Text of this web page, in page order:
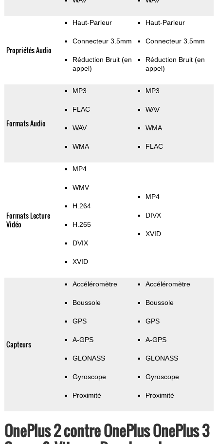
Propriétés Audio
Haut-Parleur
Connecteur 3.5mm
Réduction Bruit (en
appel)
Haut-Parleur
Connecteur 3.5mm
Réduction Bruit (en
appel)
Formats Audio
MP3
FLAC
WAV
WMA
MP3
WAV
WMA
FLAC
Formats Lecture
Vidéo
MP4
WMV
H.264
H.265
DVIX
XVID
MP4
DIVX
XVID
Capteurs
Accéléromètre
Boussole
GPS
A-GPS
GLONASS
Gyroscope
Proximité
Accéléromètre
Boussole
GPS
A-GPS
GLONASS
Gyroscope
Proximité
OnePlus 2 contre OnePlus OnePlus 3